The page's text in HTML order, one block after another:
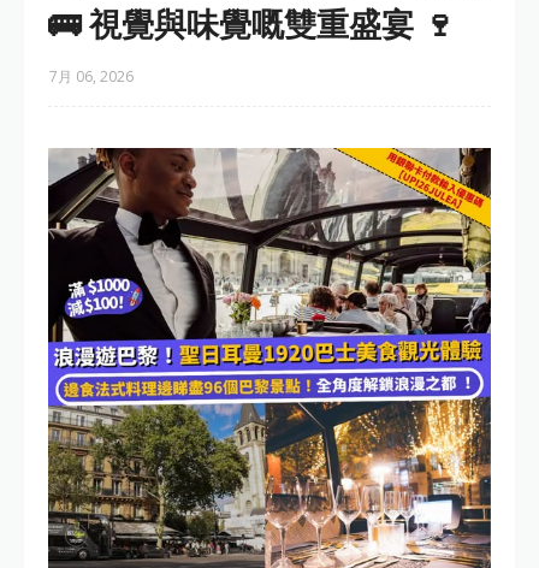
🚌 視覺與味覺嘅雙重盛宴 🍷
7月 06, 2026